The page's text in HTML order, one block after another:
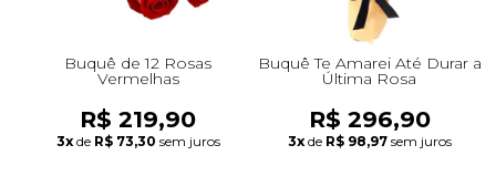
Buquê de 12 Rosas
Vermelhas
R$ 219,90
3x de R$ 73,30 sem juros
Buquê Te Amarei Até Durar a
Última Rosa
R$ 296,90
3x de R$ 98,97 sem juros